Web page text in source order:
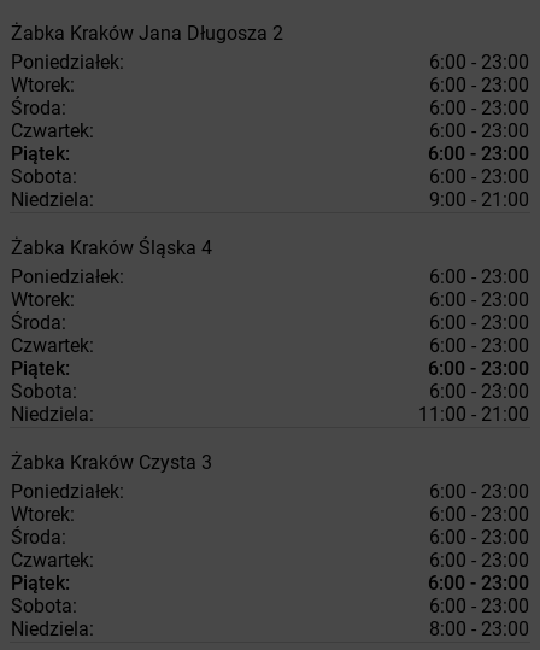
Żabka Kraków Jana Długosza 2
Poniedziałek:
6:00 - 23:00
Wtorek:
6:00 - 23:00
Środa:
6:00 - 23:00
Czwartek:
6:00 - 23:00
Piątek:
6:00 - 23:00
Sobota:
6:00 - 23:00
Niedziela:
9:00 - 21:00
Żabka Kraków Śląska 4
Poniedziałek:
6:00 - 23:00
Wtorek:
6:00 - 23:00
Środa:
6:00 - 23:00
Czwartek:
6:00 - 23:00
Piątek:
6:00 - 23:00
Sobota:
6:00 - 23:00
Niedziela:
11:00 - 21:00
Żabka Kraków Czysta 3
Poniedziałek:
6:00 - 23:00
Wtorek:
6:00 - 23:00
Środa:
6:00 - 23:00
Czwartek:
6:00 - 23:00
Piątek:
6:00 - 23:00
Sobota:
6:00 - 23:00
Niedziela:
8:00 - 23:00